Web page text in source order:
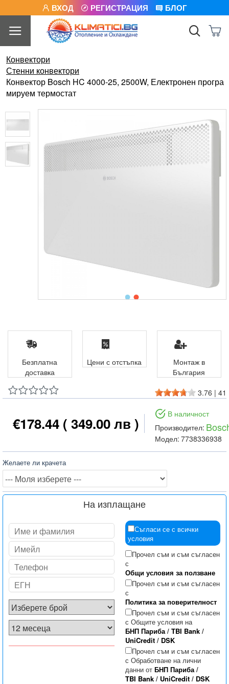
ВХОД РЕГИСТРАЦИЯ БЛОГ
Конвектори
Стенни конвектори
Конвектор Bosch HC 4000-25, 2500W, Електронен програ
мируем термостат
3.76 | 41
€178.44 ( 349.00 лв )
В наличност
Производител:
Модел: 7738336938
Желаете ли крачета
На изплащане
Съгласи се с всички
условия
Прочел съм и съм съгласен
с
Общи условия за ползване
Прочел съм и съм съгласен
с
Политика за поверителност
Прочел съм и съм съгласен
с Общите условия на
БНП Париба/ TBI Bank/
UniCredit/ DSK
Прочел съм и съм съгласен
с Обработване на лични
данни от БНП Париба/
TBI Bank/ UniCredit/ DSK
Безплатна
доставка
Цени с отстъпка
Монтаж в
България